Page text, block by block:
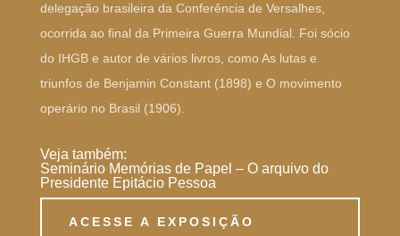
delegação brasileira da Conferência de Versalhes,
ocorrida ao final da Primeira Guerra Mundial. Foi sócio
do IHGB e autor de vários livros, como As lutas e
triunfos de Benjamin Constant (1898) e O movimento
operário no Brasil (1906).
Veja também:
Seminário Memórias de Papel – O arquivo do
Presidente Epitácio Pessoa
ACESSE A EXPOSIÇÃO